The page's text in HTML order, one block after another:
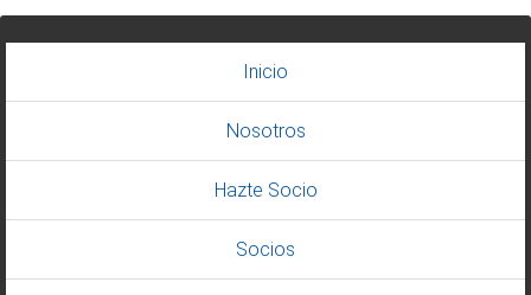
Inicio
Nosotros
Hazte Socio
Socios